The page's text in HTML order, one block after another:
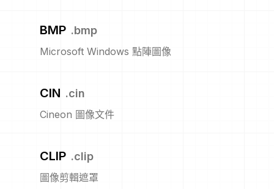
BMP .bmp
Microsoft Windows 點陣圖像
CIN .cin
Cineon 圖像文件
CLIP .clip
圖像剪輯遮罩